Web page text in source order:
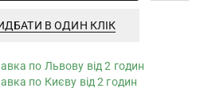
В ОДИН КЛІК
по Львову від 2 годин
по Києву від 2 годин